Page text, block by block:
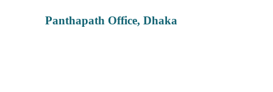
Panthapath Office, Dhaka